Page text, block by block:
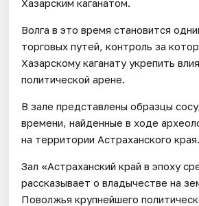
Хазарским каганатом.
Волга в это время становится
торговых путей, контроль за
Хазарскому каганату укрепить
политической арене.
В зале представлены образцы
времени, найденные в ходе
на территории Астраханского края.
Зал «Астраханский край в эпоху
рассказывает о владычестве на
Поволжья крупнейшего